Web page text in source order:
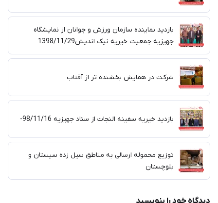
بازدید نماینده سازمان ورزش و جوانان از نمایشگاه
جهیزیه جمعیت خیریه نیک اندیش1398/11/29
شرکت در همایش بخشنده تر از آفتاب
بازدید خیریه سفینه النجات از ستاد جهیزیه 98/11/16-
توزیع محموله ارسالی به مناطق سیل زده سیستان و
بلوچستان